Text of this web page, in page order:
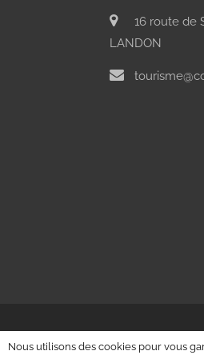
16 route de
LANDON
Nous utilisons des cookies pour vous